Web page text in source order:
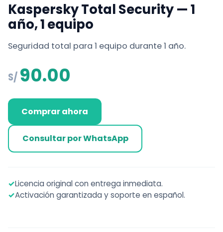
Kaspersky Total Security — 1
año, 1 equipo
Seguridad total para 1 equipo durante 1 año.
S/ 90.00
Comprar ahora
Consultar por WhatsApp
✓Licencia original con entrega inmediata.
✓Activación garantizada y soporte en español.